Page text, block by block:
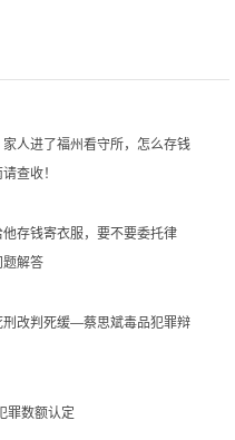
人进了福州看守所，怎么存钱
查收！
存钱寄衣服，要不要委托律
题解答
刑改判死缓—蔡思斌毒品犯罪辩
罪数额认定